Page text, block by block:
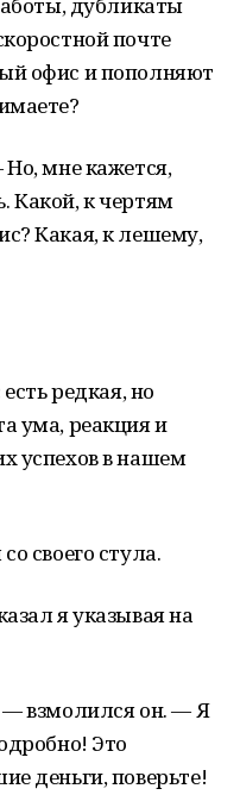
почте
офис и пополняют
мне кажется,
Какой, к чертям
Какая, к лешему,
редкая, но
ума, реакция и
успехов в нашем
своего стула.
я указывая на
взмолился он. — Я
Это
деньги, поверьте!